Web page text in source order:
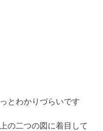
とわかりづらいです
の二つの図に着目して